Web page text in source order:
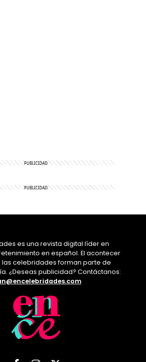
es una revista digital líder en
en español. El acontecer
las celebridades forman parte de
¿Deseas publicidad? Contáctanos: